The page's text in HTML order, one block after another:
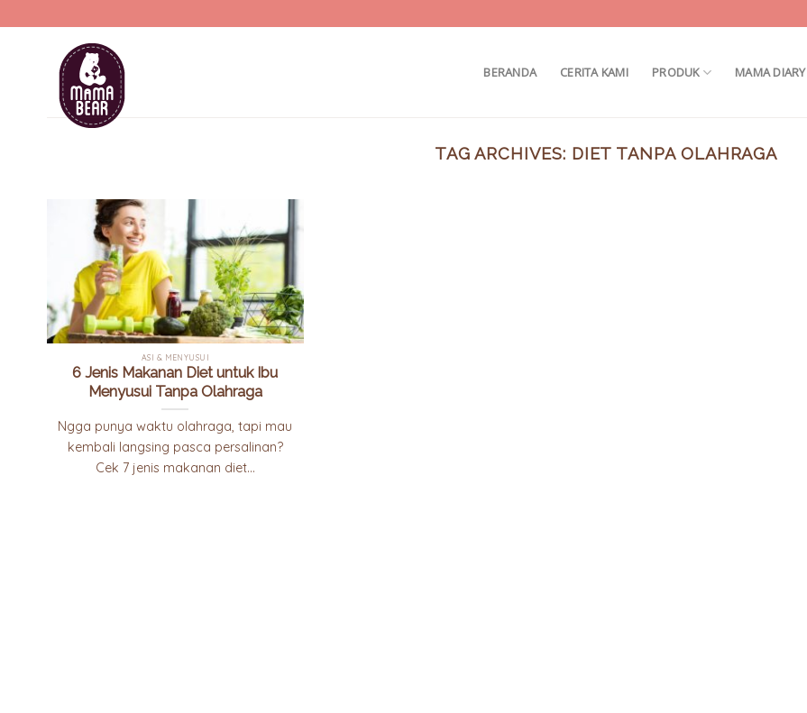
BERANDA CERITA KAMI PRODUK MAMA DIARY
TAG ARCHIVES: DIET TANPA OLAHRAGA
ASI & MENYUSUI
6 Jenis Makanan Diet untuk Ibu
Menyusui Tanpa Olahraga
Ngga punya waktu olahraga, tapi mau
kembali langsing pasca persalinan?
Cek 7 jenis makanan diet...